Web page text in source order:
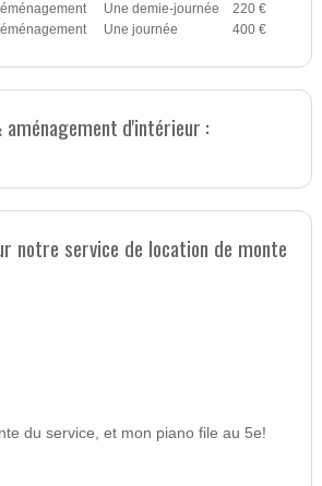
Une demie-journée
220 €
Une journée 400 €
d'intérieur :
notre service de location de monte
du service, et mon piano file au 5e!